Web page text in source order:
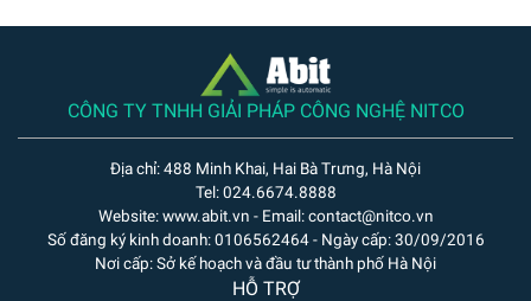
CÔNG TY TNHH GIẢI PHÁP CÔNG NGHỆ NITCO
Địa chỉ: 488 Minh Khai, Hai Bà Trưng, Hà Nội
Tel: 024.6674.8888
Website: www.abit.vn - Email: contact@nitco.vn
Số đăng ký kinh doanh: 0106562464 - Ngày cấp: 30/09/2016
Nơi cấp: Sở kế hoạch và đầu tư thành phố Hà Nội
HỖ TRỢ